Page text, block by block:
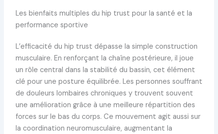
Les bienfaits multiples du hip trust pour la santé et la
performance sportive
L’efficacité du hip trust dépasse la simple construction
musculaire. En renforçant la chaîne postérieure, il joue
un rôle central dans la stabilité du bassin, cet élément
clé pour une posture équilibrée. Les personnes souffrant
de douleurs lombaires chroniques y trouvent souvent
une amélioration grâce à une meilleure répartition des
forces sur le bas du corps. Ce mouvement agit aussi sur
la coordination neuromusculaire, augmentant la